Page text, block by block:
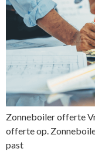
Zonneboiler offerte
offerte op.
past